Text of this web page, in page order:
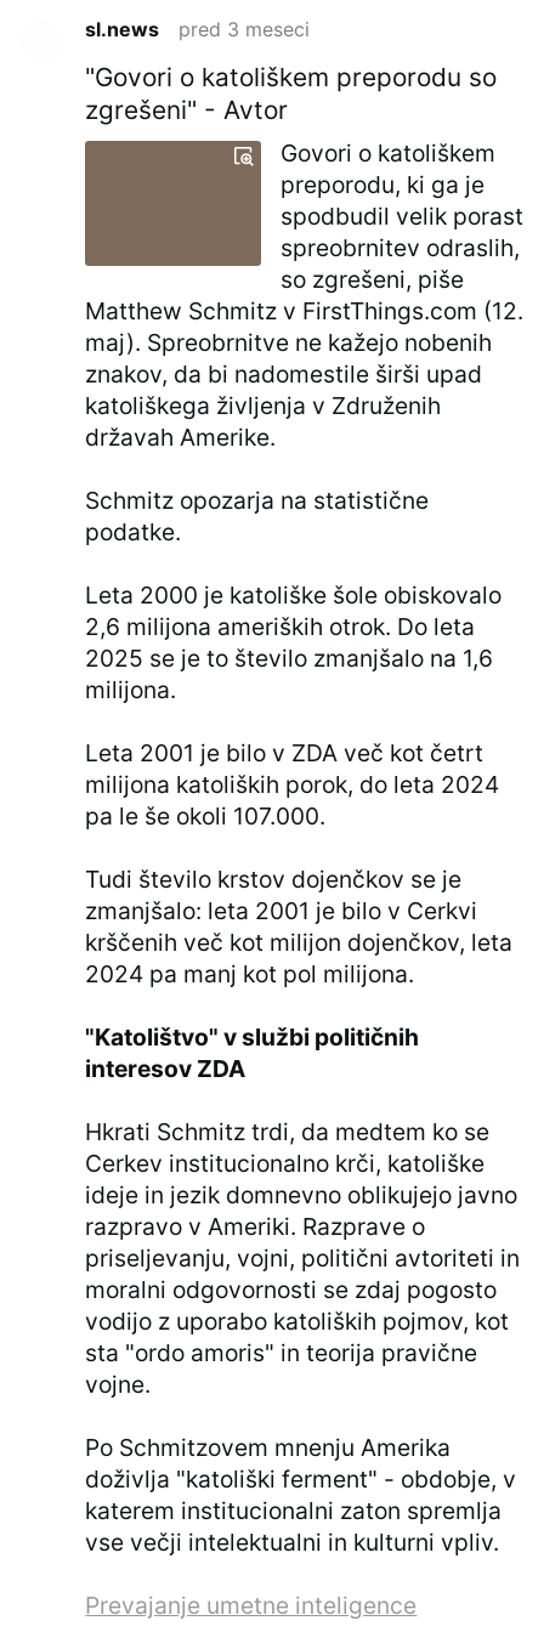
sl.news pred 3 meseci
"Govori o katoliškem preporodu so
zgrešeni" - Avtor
Govori o katoliškem
preporodu, ki ga je
spodbudil velik porast
spreobrnitev odraslih,
so zgrešeni, piše
Matthew Schmitz v FirstThings.com (12.
maj). Spreobrnitve ne kažejo nobenih
znakov, da bi nadomestile širši upad
katoliškega življenja v Združenih
državah Amerike.
Schmitz opozarja na statistične
podatke.
Leta 2000 je katoliške šole obiskovalo
2,6 milijona ameriških otrok. Do leta
2025 se je to število zmanjšalo na 1,6
milijona.
Leta 2001 je bilo v ZDA več kot četrt
milijona katoliških porok, do leta 2024
pa le še okoli 107.000.
Tudi število krstov dojenčkov se je
zmanjšalo: leta 2001 je bilo v Cerkvi
krščenih več kot milijon dojenčkov, leta
2024 pa manj kot pol milijona.
"Katolištvo" v službi političnih
interesov ZDA
Hkrati Schmitz trdi, da medtem ko se
Cerkev institucionalno krči, katoliške
ideje in jezik domnevno oblikujejo javno
razpravo v Ameriki. Razprave o
priseljevanju, vojni, politični avtoriteti in
moralni odgovornosti se zdaj pogosto
vodijo z uporabo katoliških pojmov, kot
sta "ordo amoris" in teorija pravične
vojne.
Po Schmitzovem mnenju Amerika
doživlja "katoliški ferment" - obdobje, v
katerem institucionalni zaton spremlja
vse večji intelektualni in kulturni vpliv.
Prevajanje umetne inteligence